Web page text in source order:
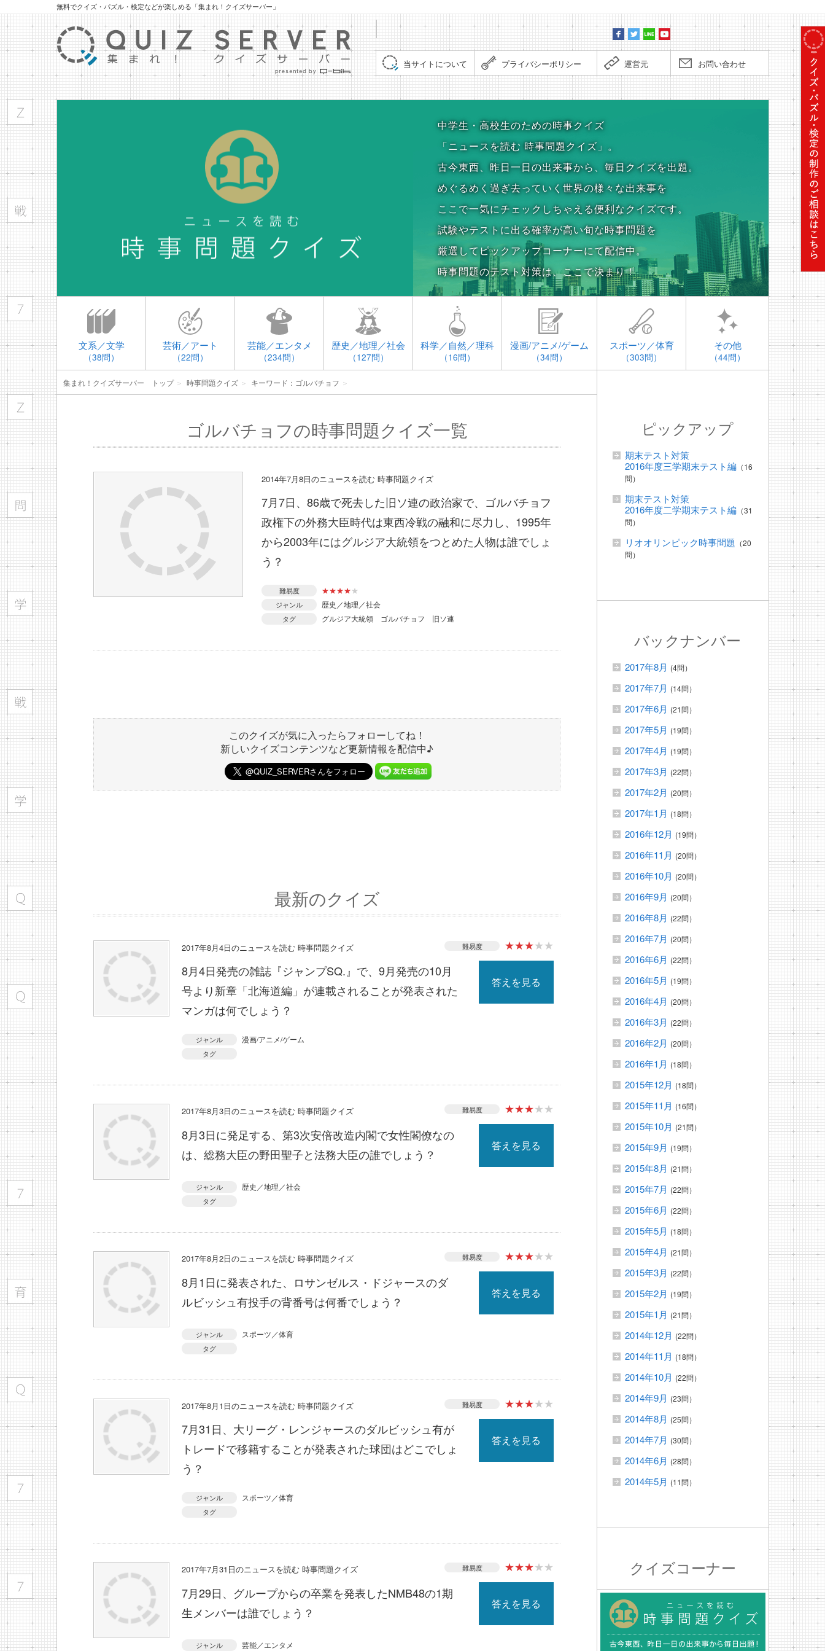
無料でクイズ・パズル・検定などが楽しめる「集まれ！クイズサーバー」
当サイトについて プライバシーポリシー 運営元 お問い合わせ
中学生・高校生のための時事クイズ
「ニュースを読む 時事問題クイズ」。
古今東西、昨日一日の出来事から、毎日クイズを出題。
めぐるめく過ぎ去っていく世界の様々な出来事を
ここで一気にチェックしちゃえる便利なクイズです。
試験やテストに出る確率が高い旬な時事問題を
厳選してピックアップコーナーにて配信中。
時事問題のテスト対策は、ここで決まり！
文系／文学
（38問）
芸術／アート
（22問）
芸能／エンタメ
（234問）
歴史／地理／社会
（127問）
科学／自然／理科
（16問）
漫画/アニメ/ゲーム
（34問）
スポーツ／体育
（303問）
その他
（44問）
集まれ！クイズサーバー トップ＞ 時事問題クイズ ＞ キーワード：ゴルバチョフ ＞
ゴルバチョフの時事問題クイズ一覧
2014年7月8日のニュースを読む 時事問題クイズ
7月7日、86歳で死去した旧ソ連の政治家で、ゴルバチョフ
政権下の外務大臣時代は東西冷戦の融和に尽力し、1995年
から2003年にはグルジア大統領をつとめた人物は誰でしょ
う？
難易度 ★★★★★
ジャンル 歴史／地理／社会
タグ グルジア大統領 ゴルバチョフ 旧ソ連
このクイズが気に入ったらフォローしてね！
新しいクイズコンテンツなど更新情報を配信中♪
最新のクイズ
2017年8月4日のニュースを読む 時事問題クイズ 難易度 ★★★★★
8月4日発売の雑誌『ジャンプSQ.』で、9月発売の10月
号より新章「北海道編」が連載されることが発表された
マンガは何でしょう？
答えを見る
ジャンル 漫画/アニメ/ゲーム
タグ
2017年8月3日のニュースを読む 時事問題クイズ 難易度 ★★★★★
8月3日に発足する、第3次安倍改造内閣で女性閣僚なの
は、総務大臣の野田聖子と法務大臣の誰でしょう？
答えを見る
ジャンル 歴史／地理／社会
タグ
2017年8月2日のニュースを読む 時事問題クイズ 難易度 ★★★★★
8月1日に発表された、ロサンゼルス・ドジャースのダ
ルビッシュ有投手の背番号は何番でしょう？
答えを見る
ジャンル スポーツ／体育
タグ
2017年8月1日のニュースを読む 時事問題クイズ 難易度 ★★★★★
7月31日、大リーグ・レンジャースのダルビッシュ有が
トレードで移籍することが発表された球団はどこでしょ
う？
答えを見る
ジャンル スポーツ／体育
タグ
2017年7月31日のニュースを読む 時事問題クイズ 難易度 ★★★★★
7月29日、グループからの卒業を発表したNMB48の1期
生メンバーは誰でしょう？
答えを見る
ジャンル 芸能／エンタメ
ピックアップ
期末テスト対策
2016年度三学期末テスト編 （16
問）
期末テスト対策
2016年度二学期末テスト編 （31
問）
リオオリンピック時事問題 （20
問）
バックナンバー
2017年8月 (4問）
2017年7月 (14問）
2017年6月 (21問）
2017年5月 (19問）
2017年4月 (19問）
2017年3月 (22問）
2017年2月 (20問）
2017年1月 (18問）
2016年12月 (19問）
2016年11月 (20問）
2016年10月 (20問）
2016年9月 (20問）
2016年8月 (22問）
2016年7月 (20問）
2016年6月 (22問）
2016年5月 (19問）
2016年4月 (20問）
2016年3月 (22問）
2016年2月 (20問）
2016年1月 (18問）
2015年12月 (18問）
2015年11月 (16問）
2015年10月 (21問）
2015年9月 (19問）
2015年8月 (21問）
2015年7月 (22問）
2015年6月 (22問）
2015年5月 (18問）
2015年4月 (21問）
2015年3月 (22問）
2015年2月 (19問）
2015年1月 (21問）
2014年12月 (22問）
2014年11月 (18問）
2014年10月 (22問）
2014年9月 (23問）
2014年8月 (25問）
2014年7月 (30問）
2014年6月 (28問）
2014年5月 (11問）
クイズコーナー